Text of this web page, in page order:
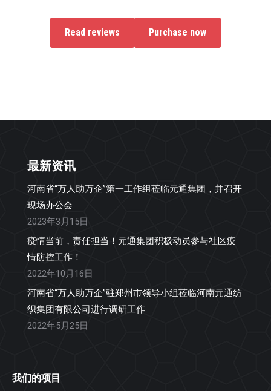
Read reviews Purchase now
最新资讯
河南省“万人助万企”第一工作组莅临元通集团，并召开
现场办公会
2023年3月15日
疫情当前，责任担当！元通集团积极动员参与社区疫
情防控工作！
2022年10月16日
河南省“万人助万企”驻郑州市领导小组莅临河南元通纺
织集团有限公司进行调研工作
2022年5月25日
我们的项目